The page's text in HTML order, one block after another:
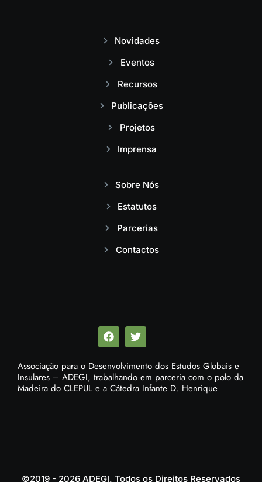
Novidades
Eventos
Recursos
Publicações
Projetos
Imprensa
Sobre Nós
Estatutos
Parcerias
Contactos
Associação para o Desenvolvimento dos Estudos Globais e
Insulares – ADEGI, trabalhando em parceria com o polo da
Madeira do CLEPUL e a Cátedra Infante D. Henrique
©2019 - 2026 ADEGI. Todos os Direitos Reservados